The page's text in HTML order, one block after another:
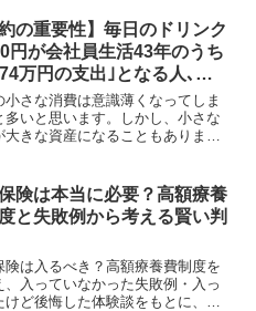
退職所得控除について解説してい
税金対策になります。
約の重要性】毎日のドリンク
円が会社員生活43年のうち
万円の支出｣となる人､
円の資産になる人
小さな消費は意識薄くなってしま
多いと思います。しかし、小さな
大きな資産になることもありま
したか？またそのお金を複利で運
場合の資産がどのように推移する
えたことありますでしょうか？投
しなくても、ちょっと節約するだ
後資金の足しになるでしょう。
険は本当に必要？高額療養
と失敗例から考える賢い判
険は入るべき？高額療養費制度を
、入っていなかった失敗例・入っ
けど後悔した体験談をもとに、金